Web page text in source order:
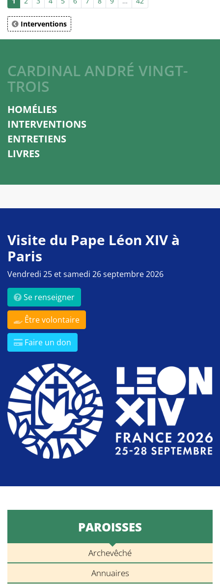
Interventions
CARDINAL ANDRÉ VINGT-
TROIS
HOMÉLIES
INTERVENTIONS
ENTRETIENS
LIVRES
Visite du Pape Léon XIV à
Paris
Vendredi 25 et samedi 26 septembre 2026
Se renseigner
Être volontaire
Faire un don
PAROISSES
Archevêché
Annuaires